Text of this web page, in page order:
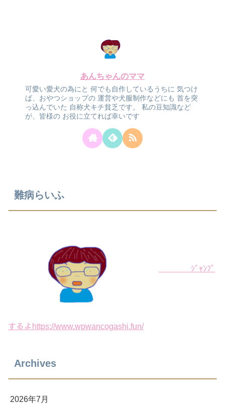
あんちゃんのママ
可愛い愛犬の為にと 何でも自作しているうちに 気つけ
ば、おやつショップの 運営や犬服制作などにも 首を突
っ込んでいた 自称犬キチ貧乏です。
私の豆知識など
が、皆様の お役に立てれば幸いです
難病らいふ
ｼﾞｬﾝﾌﾟ
するよhttps://www.wpwancogashi.fun/
Archives
2026年7月